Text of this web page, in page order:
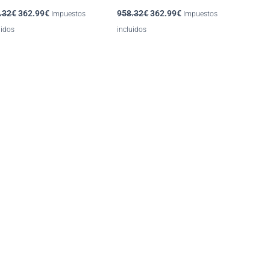
€362.99€ Impuestos
958.32€362.99€ Impuestos
incluidos